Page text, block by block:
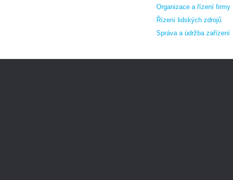
Organizace a řízení firmy
Řízení lidských zdrojů
Správa a údržba zařízení